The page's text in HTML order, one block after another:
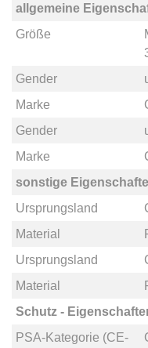
allgemeine
Größe
Gender
Marke
Gender
Marke
sonstige
Ursprungsland
Material
Ursprungsland
Material
Schutz -
PSA-Kategorie (CE-